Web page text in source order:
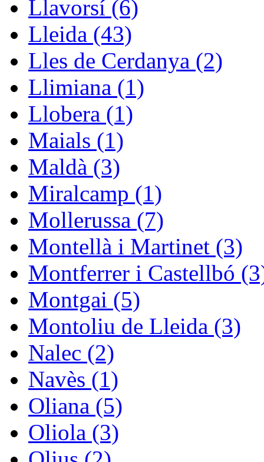
Llavorsí (6)
Lleida (43)
Lles de Cerdanya (2)
Llimiana (1)
Llobera (1)
Maials (1)
Maldà (3)
Miralcamp (1)
Mollerussa (7)
Montellà i Martinet (3)
Montferrer i Castellbó
Montgai (5)
Montoliu de Lleida (3)
Nalec (2)
Navès (1)
Oliana (5)
Oliola (3)